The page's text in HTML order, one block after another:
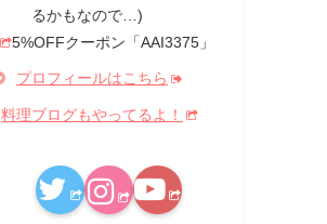
るかもなので…)
5%OFFクーポン「AAI3375」
プロフィールはこちら
料理ブログもやってるよ！